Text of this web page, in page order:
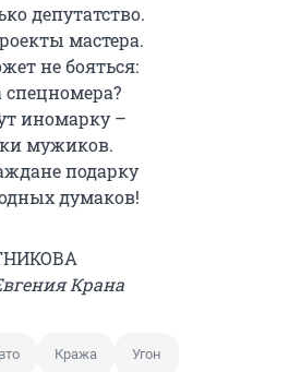
депутатство.
мастера.
не бояться:
спецномера?
иномарку –
мужиков.
подарку
думаков!
Крана
Кража Угон